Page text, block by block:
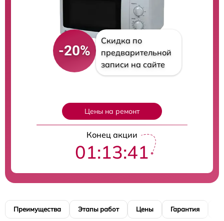
-20%
Скидка по
предварительной
записи на сайте
Цены на ремонт
Конец акции
01:13:40
Преимущества Этапы работ Цены Гарантия